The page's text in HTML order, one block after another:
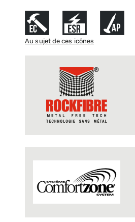
Au sujet de ces icônes